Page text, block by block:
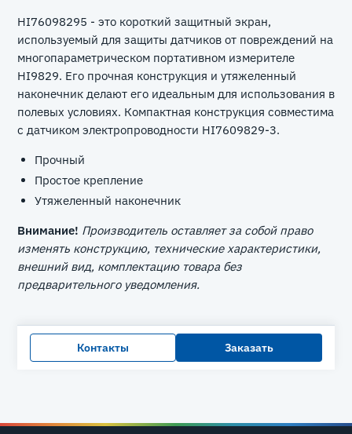
HI76098295 - это короткий защитный экран,
используемый для защиты датчиков от повреждений на
многопараметрическом портативном измерителе
HI9829. Его прочная конструкция и утяжеленный
наконечник делают его идеальным для использования в
полевых условиях. Компактная конструкция совместима
с датчиком электропроводности HI7609829-3.
Прочный
Простое крепление
Утяжеленный наконечник
Внимание! Производитель оставляет за собой право
изменять конструкцию, технические характеристики,
внешний вид, комплектацию товара без
предварительного уведомления.
Контакты Заказать